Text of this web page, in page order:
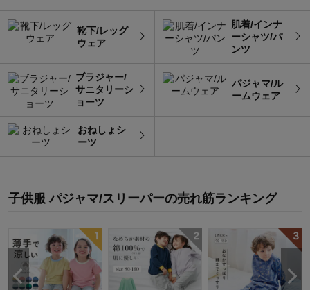
靴下/レッグ
ウェア
肌着/インナ
ーシャツ/パ
ンツ
ブラジャー/
サニタリーシ
ョーツ
パジャマ/ル
ームウェア
おねしょシ
ーツ
子供服 パジャマ/スリーパーの売れ筋ランキング